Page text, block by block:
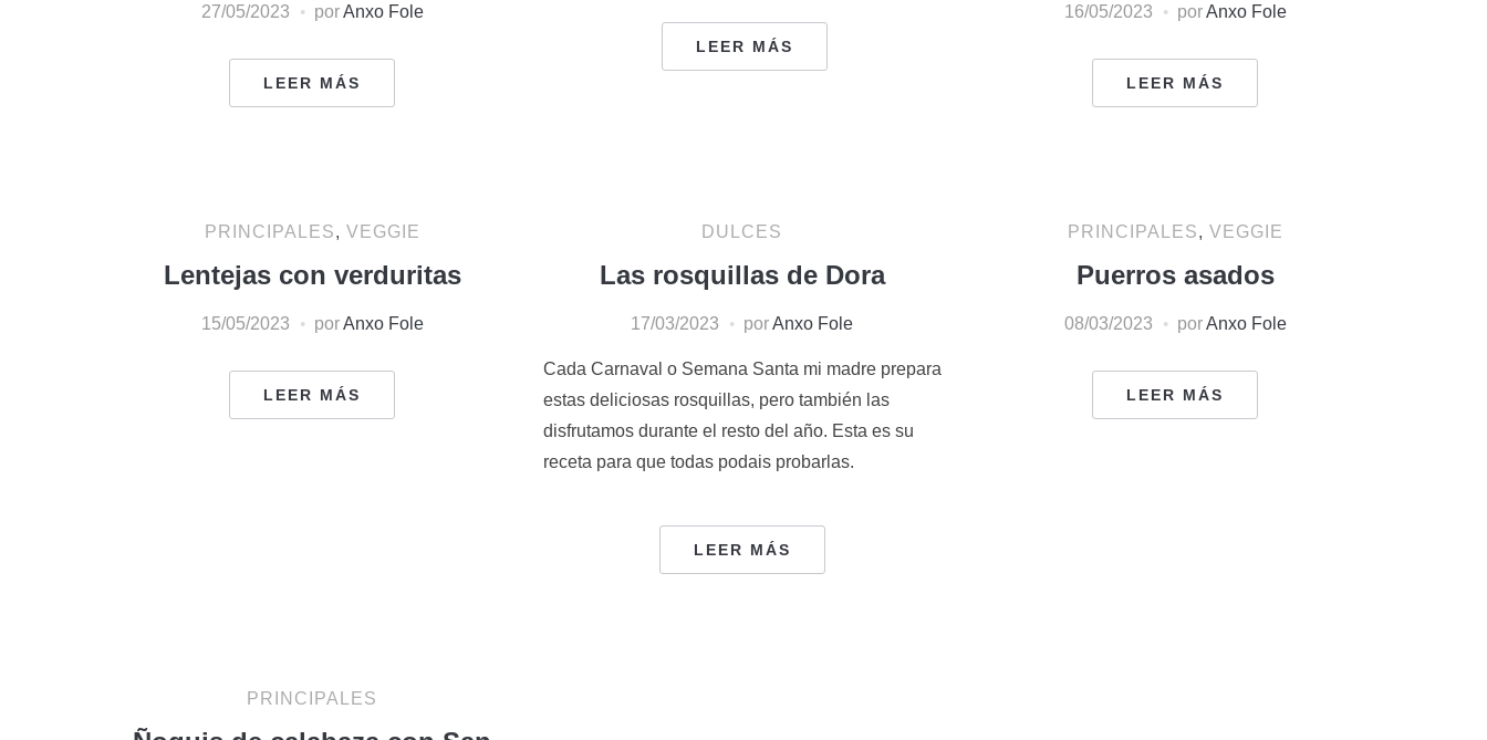
27/05/2023 porAnxo Fole
LEER MÁS
LEER MÁS
16/05/2023 porAnxo Fole
LEER MÁS
PRINCIPALES, VEGGIE
Lentejas con verduritas
15/05/2023 porAnxo Fole
LEER MÁS
DULCES
Las rosquillas de Dora
17/03/2023 porAnxo Fole
Cada Carnaval o Semana Santa mi madre prepara
estas deliciosas rosquillas, pero también las
disfrutamos durante el resto del año. Esta es su
receta para que todas podais probarlas.
LEER MÁS
PRINCIPALES, VEGGIE
Puerros asados
08/03/2023 porAnxo Fole
LEER MÁS
PRINCIPALES